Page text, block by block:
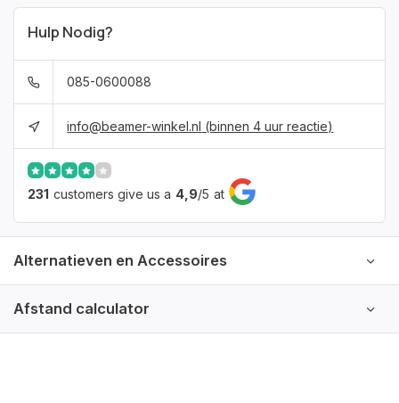
Hulp Nodig?
085-0600088
info@beamer-winkel.nl (binnen 4 uur reactie)
231 customers give us a 4,9/5 at
Alternatieven en Accessoires
Afstand calculator